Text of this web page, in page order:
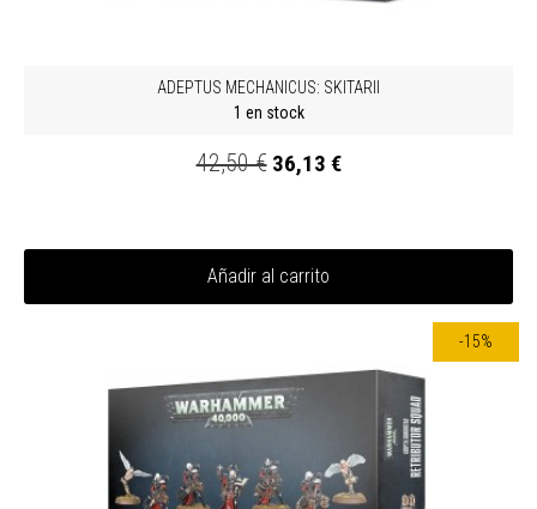
ADEPTUS MECHANICUS: SKITARII
1 en stock
42,50 € 36,13 €
Añadir al carrito
-15%